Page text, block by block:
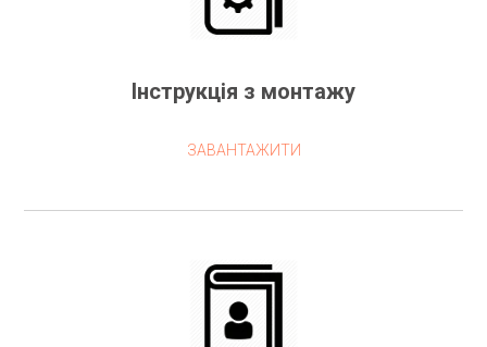
Інструкція з монтажу
ЗАВАНТАЖИТИ